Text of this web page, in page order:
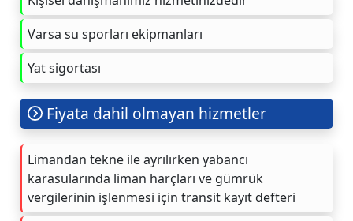
Varsa su sporları ekipmanları
Yat sigortası
Fiyata dahil olmayan hizmetler
Limandan tekne ile ayrılırken yabancı
karasularında liman harçları ve gümrük
vergilerinin işlenmesi için transit kayıt defteri